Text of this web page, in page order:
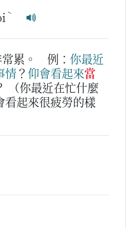
ˋ
累。 例： 你最近
情？ 仰會看起來當
（你最近在忙什麼
看起來很疲勞的樣